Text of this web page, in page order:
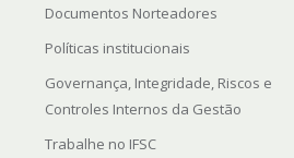
Documentos Norteadores
Políticas institucionais
Governança, Integridade, Riscos e
Controles Internos da Gestão
Trabalhe no IFSC